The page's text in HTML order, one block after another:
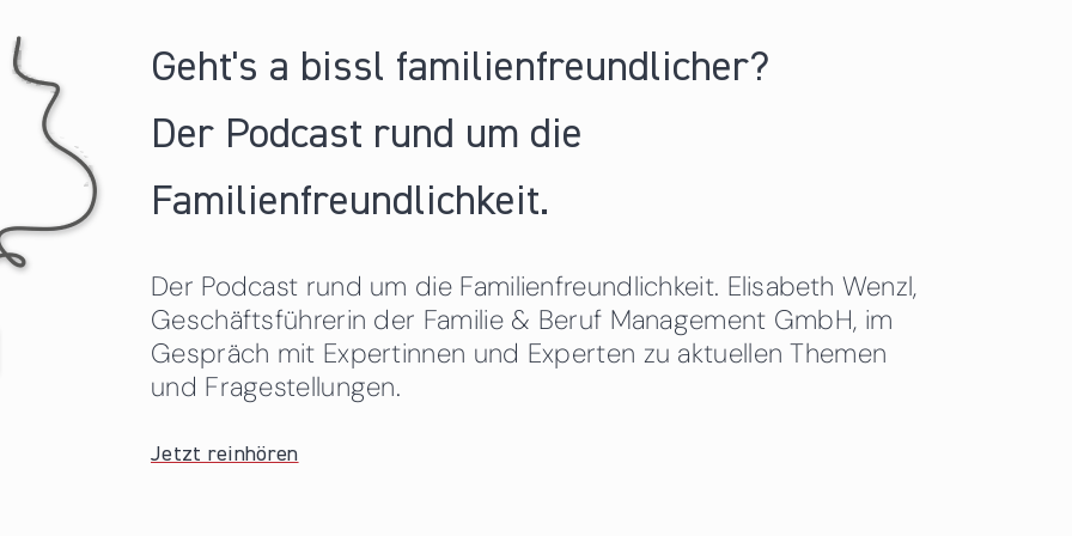
Geht's a bissl familienfreundlicher?
Der Podcast rund um die
Familienfreundlichkeit.
Der Podcast rund um die Familienfreundlichkeit. Elisabeth Wenzl,
Geschäftsführerin der Familie & Beruf Management GmbH, im
Gespräch mit Expertinnen und Experten zu aktuellen Themen
und Fragestellungen.
Jetzt reinhören